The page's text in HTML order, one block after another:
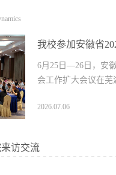
我校参加安徽省
6月25日—26日，安
会工作扩大会议在
2026.07.06
访交流